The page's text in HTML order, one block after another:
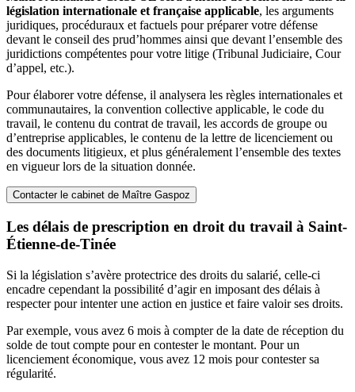
législation internationale et française applicable, les arguments
juridiques, procéduraux et factuels pour préparer votre défense
devant le conseil des prud’hommes ainsi que devant l’ensemble des
juridictions compétentes pour votre litige (Tribunal Judiciaire, Cour
d’appel, etc.).
Pour élaborer votre défense, il analysera les règles internationales et
communautaires, la convention collective applicable, le code du
travail, le contenu du contrat de travail, les accords de groupe ou
d’entreprise applicables, le contenu de la lettre de licenciement ou
des documents litigieux, et plus généralement l’ensemble des textes
en vigueur lors de la situation donnée.
Contacter le cabinet de Maître Gaspoz
Les délais de prescription en droit du travail à Saint-
Étienne-de-Tinée
Si la législation s’avère protectrice des droits du salarié, celle-ci
encadre cependant la possibilité d’agir en imposant des délais à
respecter pour intenter une action en justice et faire valoir ses droits.
Par exemple, vous avez 6 mois à compter de la date de réception du
solde de tout compte pour en contester le montant. Pour un
licenciement économique, vous avez 12 mois pour contester sa
régularité.